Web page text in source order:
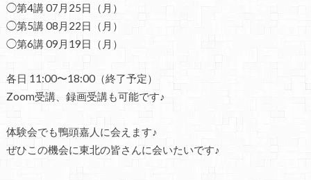
◯第4講 07月25日（月）
◯第5講 08月22日（月）
◯第6講 09月19日（月）
各日 11:00〜18:00（終了予定）
Zoom受講、録画受講も可能です♪
体験会でも鴨頭嘉人に会えます♪
ぜひこの機会に東北の皆さんに会いたいです♪